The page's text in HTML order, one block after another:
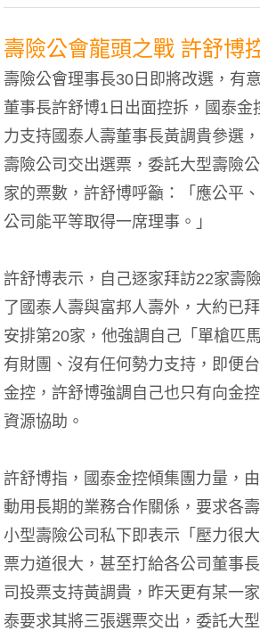
壽險公會龍頭之戰 許舒博
壽險公會理事長30日即將改選，有
董事長許舒博1日出面控拆，國泰金
力支持國泰人壽董事長黃調貴參選
壽險公司交出選票，委託大型壽險
家的票數，許舒博呼籲：「應公平
公司能平等取得一席理事。」
許舒博表示，自己逐家拜訪22家壽
了國泰人壽與富邦人壽外，大約已
安排第20家，他強調自己「單槍匹
有財團、沒有任何勢力支持，即便
金控，許舒博強調自己也只有向金
資源協助。
許舒博指，國泰金控傾集團力量，
動用長期的業務合作關係，要求各
小型壽險公司私下即表示「壓力很
票力道很大，甚至打給各公司董事
司投票支持黃調貴，昨天更有某一
泰要求其將三張選票交出，委託大